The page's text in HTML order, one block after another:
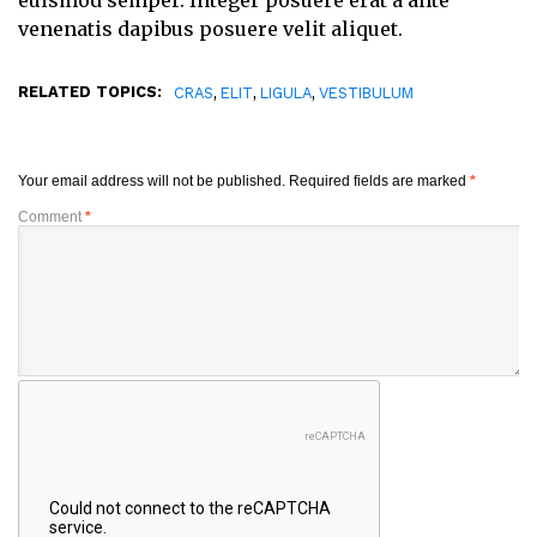
venenatis dapibus posuere velit aliquet.
RELATED TOPICS: CRAS, ELIT, LIGULA, VESTIBULUM
Your email address will not be published. Required fields are marked *
Comment *